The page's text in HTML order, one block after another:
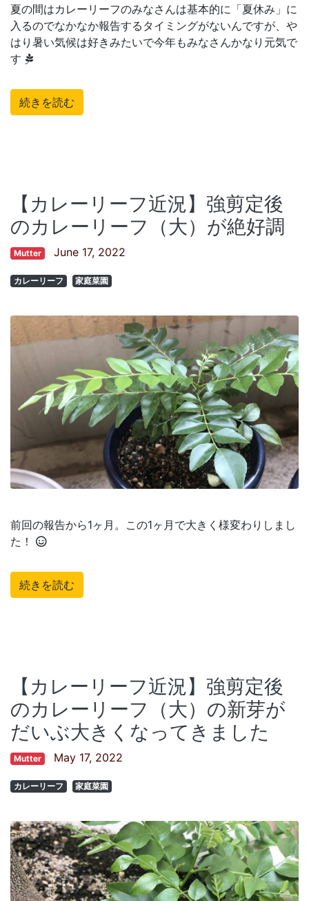
夏の間はカレーリーフのみなさんは基本的に「夏休み」に
入るのでなかなか報告するタイミングがないんですが、や
はり暑い気候は好きみたいで今年もみなさんかなり元気で
す
続きを読む
【カレーリーフ近況】強剪定後
のカレーリーフ（大）が絶好調
Mutter June 17, 2022
カレーリーフ 家庭菜園
前回の報告から1ヶ月。この1ヶ月で大きく様変わりしまし
た！
続きを読む
【カレーリーフ近況】強剪定後
のカレーリーフ（大）の新芽が
だいぶ大きくなってきました
Mutter May 17, 2022
カレーリーフ 家庭菜園